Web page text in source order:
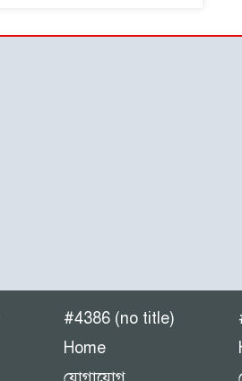
#4386 (no title)
Home